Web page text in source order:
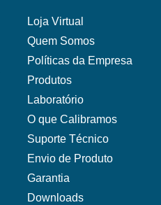
Loja Virtual
Quem Somos
Políticas da Empresa
Produtos
Laboratório
O que Calibramos
Suporte Técnico
Envio de Produto
Garantia
Downloads